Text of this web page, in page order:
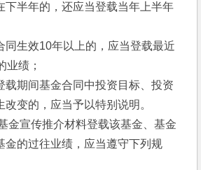
下半年的，还应当登载当年上半年
效10年以上的，应当登载最近
业绩；
间基金合同中投资目标、投资
变的，应当予以特别说明。
传推介材料登载该基金、基金
金的过往业绩，应当遵守下列规